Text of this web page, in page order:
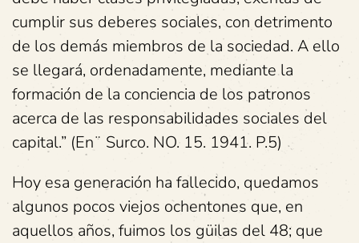
cumplir sus deberes sociales, con detrimento
de los demás miembros de la sociedad. A ello
se llegará, ordenadamente, mediante la
formación de la conciencia de los patronos
acerca de las responsabilidades sociales del
capital.” (En¨ Surco. NO. 15. 1941. P.5)
Hoy esa generación ha fallecido, quedamos
algunos pocos viejos ochentones que, en
aquellos años, fuimos los güilas del 48; que